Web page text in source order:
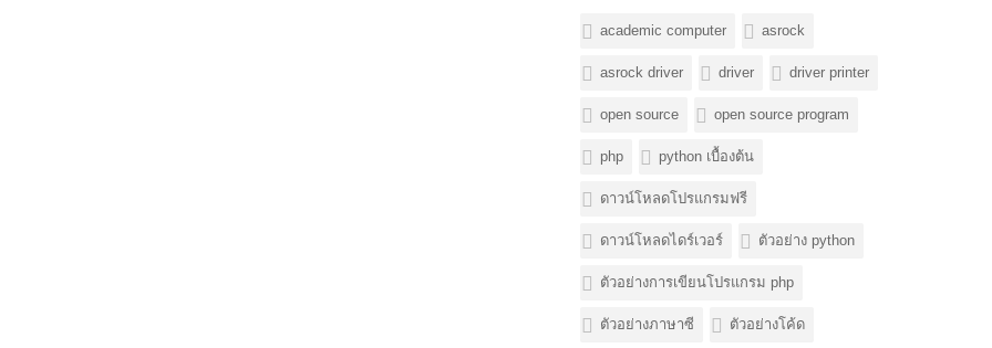
academic computer asrock
asrock driver driver driver printer
open source open source program
php python เบื้องต้น
ดาวน์โหลดโปรแกรมฟรี
ดาวน์โหลดไดร์เวอร์ ตัวอย่าง python
ตัวอย่างการเขียนโปรแกรม php
ตัวอย่างภาษาซี ตัวอย่างโค้ด